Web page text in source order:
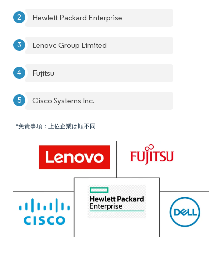
Hewlett Packard Enterprise
Lenovo Group Limited
Fujitsu
Cisco Systems Inc.
*免責事項：上位企業は順不同